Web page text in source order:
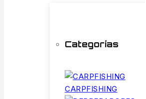
Categorías
CARPFISHING